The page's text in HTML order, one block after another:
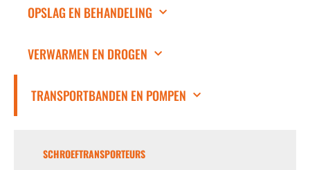
OPSLAG EN BEHANDELING
VERWARMEN EN DROGEN
TRANSPORTBANDEN EN POMPEN
SCHROEFTRANSPORTEURS